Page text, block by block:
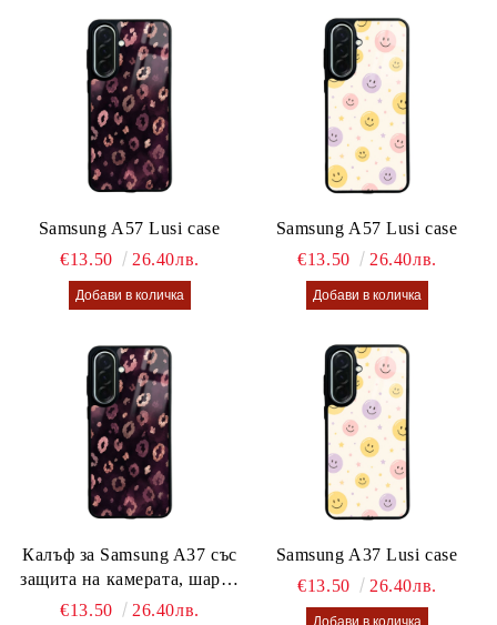
Samsung A57 Lusi case
€13.50
26.40лв.
Samsung A57 Lusi case
€13.50
26.40лв.
Калъф за Samsung A37 със
защита на камерата, шарен
калъф Lusi case
€13.50 26.40лв.
Samsung A37 Lusi case
€13.50
26.40лв.